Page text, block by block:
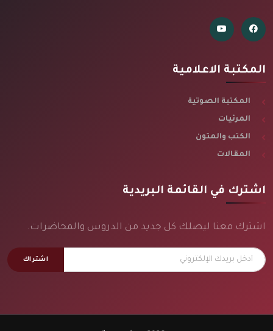
المكتبة الاعلامية
المكتبة الصوتية
المرئيات
الكتب والمتون
المقالات
اشترك في القائمة البريدية
اشترك معنا ليصلك كل جديد من الدروس والمحاضرات.
اشتراك